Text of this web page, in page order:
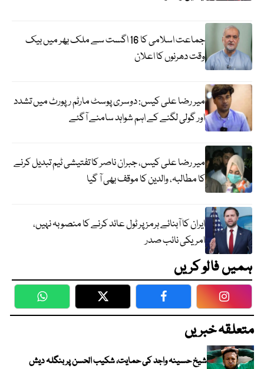
جماعت اسلامی کا 16 اگست سے ملک بھر میں بیک
وقت دھرنوں کا اعلان
میر رضا علی کیس: دوسری پوسٹ مارٹم رپورٹ میں تشدد
اور گولی لگنے کے اہم شواہد سامنے آگئے
میر رضا علی کیس، جبران ناصر کا تفتیشی ٹیم تبدیل کرنے
کا مطالبہ، والدین کا موقف بھی آ گیا
ایران کا آبنائے ہرمز پر ٹول عائد کرنے کا منصوبہ نہیں،
امریکی نائب صدر
ہمیں فالو کریں
WhatsApp Twitter Facebook
متعلقہ خبریں
شیخ حسینہ واجد کی حمایت، شکیب الحسن پر بنگلہ دیش